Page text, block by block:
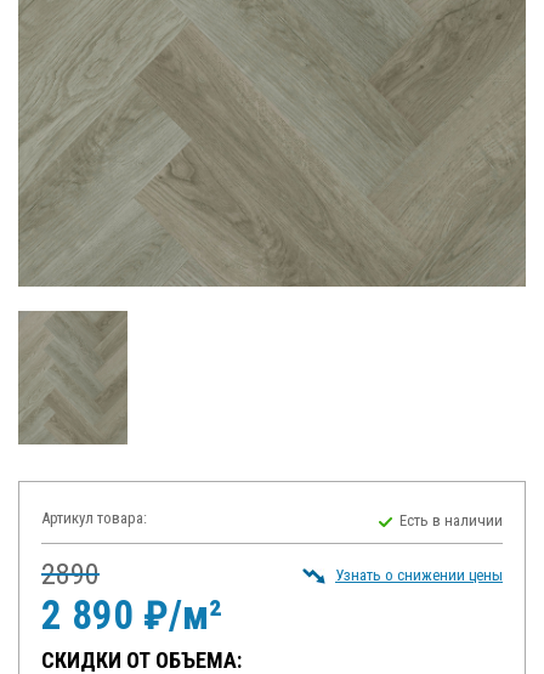
Артикул товара: Есть в наличии
2890
2 890 ₽/м²
Узнать о снижении цены
СКИДКИ ОТ ОБЪЕМА: